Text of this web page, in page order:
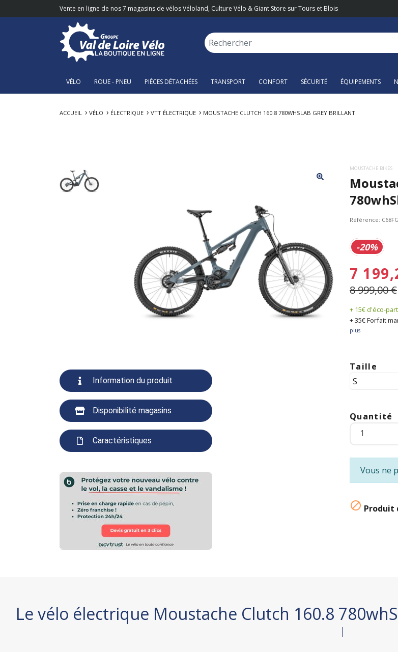
Vente en ligne de nos 7 magasins de vélos Véloland, Culture Vélo & Giant Store sur Tours et Blois
VÉLO ROUE - PNEU PIÈCES DÉTACHÉES TRANSPORT CONFORT SÉCURITÉ ÉQUIPEMENTS
ACCUEIL VÉLO ÉLECTRIQUE VTT ÉLECTRIQUE MOUSTACHE CLUTCH 160.8 780WHSLAB GREY BRILLANT
Information du produit
Disponibilité magasins
Caractéristiques
MOUSTACHE BIKES
Référence:
-20%
7
8 999,00 €
+ 15€ d'éco-
+ 35€ Forfait
plus
Taille
Quantité
Vous ne
 Produit
Le vélo électrique Moustache Clutch 160.8